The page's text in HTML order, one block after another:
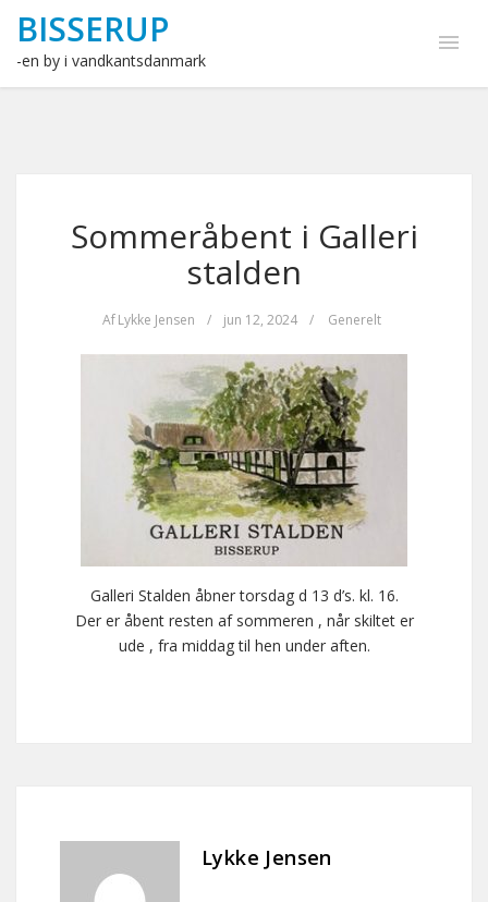
BISSERUP
-en by i vandkantsdanmark
Sommeråbent i Galleri
stalden
Af Lykke Jensen / jun 12, 2024 / Generelt
Galleri Stalden åbner torsdag d 13 d’s. kl. 16.
Der er åbent resten af sommeren , når skiltet er
ude , fra middag til hen under aften.
Lykke Jensen